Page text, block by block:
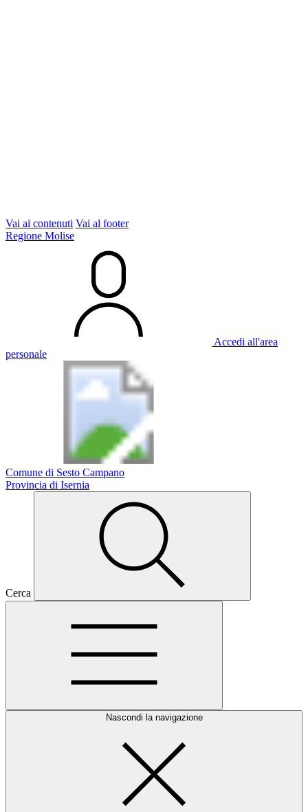
Vai ai contenuti Vai al footer
Regione Molise
Accedi all'area
personale
Comune di Sesto Campano
Provincia di Isernia
Cerca
Nascondi la navigazione